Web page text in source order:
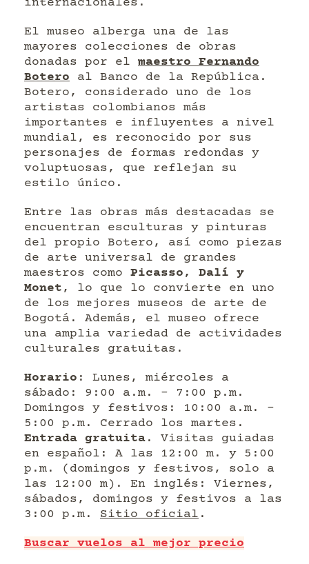
El museo alberga una de las
mayores colecciones de obras
donadas por el maestro Fernando
Botero al Banco de la República.
Botero, considerado uno de los
artistas colombianos más
importantes e influyentes a nivel
mundial, es reconocido por sus
personajes de formas redondas y
voluptuosas, que reflejan su
estilo único.
Entre las obras más destacadas se
encuentran esculturas y pinturas
del propio Botero, así como piezas
de arte universal de grandes
maestros como Picasso, Dalí y
Monet , lo que lo convierte en uno
de los mejores museos de arte de
Bogotá. Además, el museo ofrece
una amplia variedad de actividades
culturales gratuitas.
Horario : Lunes, miércoles a
sábado: 9:00 a.m. – 7:00 p.m.
Domingos y festivos: 10:00 a.m. –
5:00 p.m. Cerrado los martes.
Entrada gratuita . Visitas guiadas
en español: A las 12:00 m. y 5:00
p.m. (domingos y festivos, solo a
las 12:00 m). En inglés: Viernes,
sábados, domingos y festivos a las
3:00 p.m. Sitio oficial .
Buscar vuelos al mejor precio